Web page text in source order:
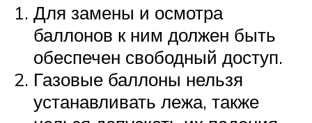
Для замены и осмотра
баллонов к ним должен быть
обеспечен свободный доступ.
Газовые баллоны нельзя
устанавливать лежа, также